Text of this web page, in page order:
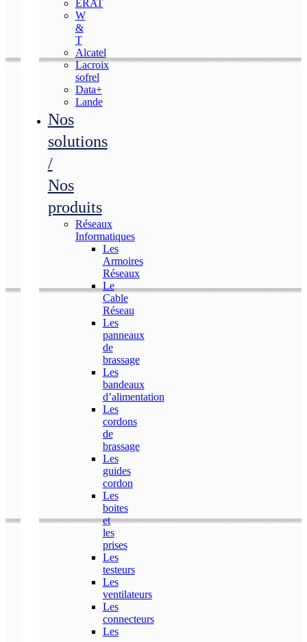
ERAT
W
&
T
Alcatel
Lacroix
sofrel
Data+
Lande
Nos
solutions
/
Nos
produits
Réseaux
Informatiques
Les
Armoires
Réseaux
Le
Cable
Réseau
Les
panneaux
de
brassage
Les
bandeaux
d’alimentation
Les
cordons
de
brassage
Les
guides
cordon
Les
boites
et
les
prises
Les
testeurs
Les
ventilateurs
Les
connecteurs
Les